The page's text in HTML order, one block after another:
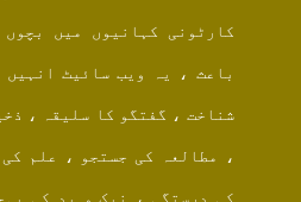
کارٹونی کہانیوں میں
باعث ، یہ ویب سائیٹ
شناخت ، گفتگو کا سلیقہ ،
، مطالعہ کی جستجو ، علم کی
کی درستگی ، نیک و بد کی